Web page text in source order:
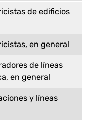
de edificios
en general
de líneas
en general
y líneas